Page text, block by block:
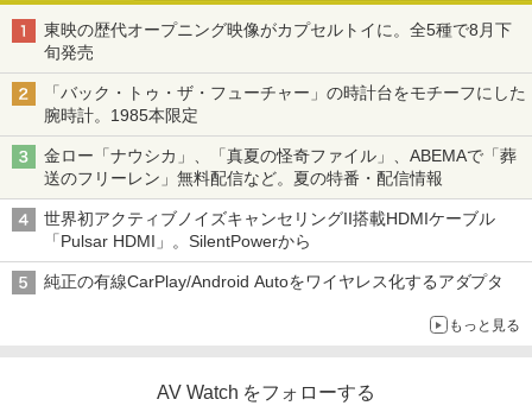
東映の歴代オープニング映像がカプセルトイに。全5種で8月下
旬発売
「バック・トゥ・ザ・フューチャー」の時計台をモチーフにした
腕時計。1985本限定
金ロー「ナウシカ」、「真夏の怪奇ファイル」、ABEMAで「葬
送のフリーレン」無料配信など。夏の特番・配信情報
世界初アクティブノイズキャンセリングII搭載HDMIケーブル
「Pulsar HDMI」。SilentPowerから
純正の有線CarPlay/Android Autoをワイヤレス化するアダプタ
もっと見る
AV Watch をフォローする